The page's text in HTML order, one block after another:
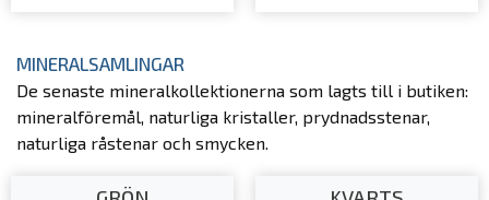
MINERALSAMLINGAR
De senaste mineralkollektionerna som lagts till i butiken:
mineralföremål, naturliga kristaller, prydnadsstenar,
naturliga råstenar och smycken.